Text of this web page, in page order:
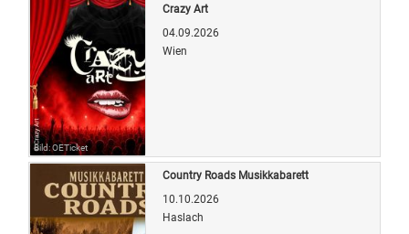
Bild: OETicket
Crazy Art
04.09.2026
Wien
Country Roads Musikkabarett
10.10.2026
Haslach